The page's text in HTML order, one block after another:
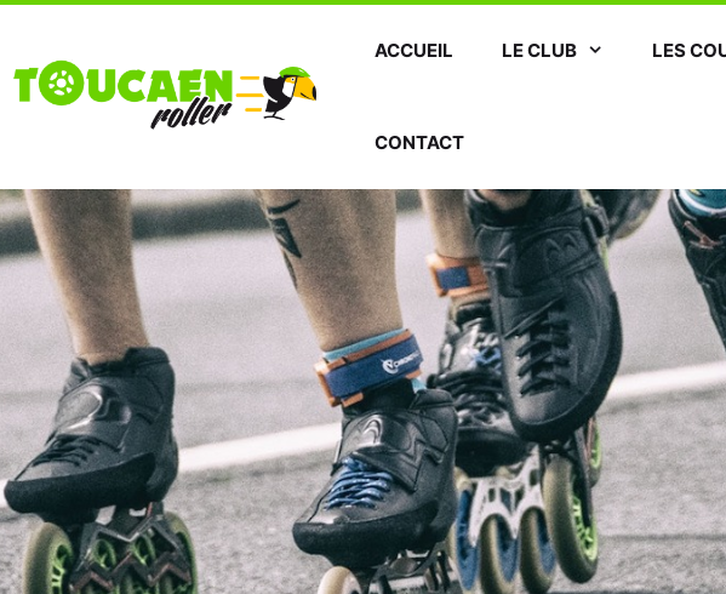
contenu
ACCUEIL LE CLUB LES
CONTACT